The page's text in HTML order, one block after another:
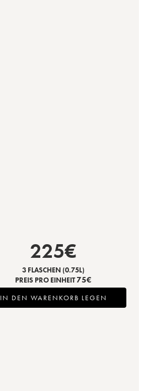
225€
3 FLASCHEN (0.75L)
PREIS PRO EINHEIT 75€
IN DEN WARENKORB LEGEN